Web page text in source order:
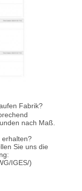
Fabrik?
nach Maß.
erhalten?
Sie uns die
IGES/)